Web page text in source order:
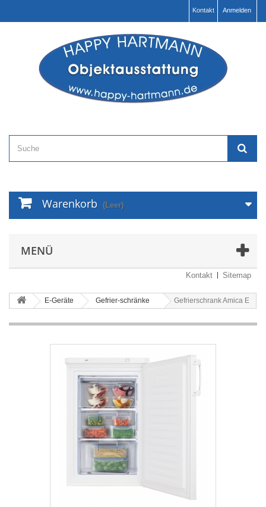
Anmelden
Kontakt
Warenkorb (Leer)
MENÜ
Kontakt Sitemap
E-Geräte Gefrier-schränke Gefrierschrank Amica E